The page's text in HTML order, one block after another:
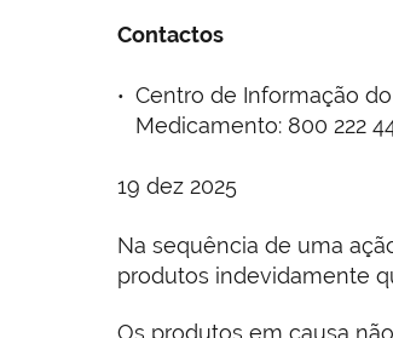
Contactos
Centro de Informação
Medicamento: 800 222
19 dez 2025
Na sequência de uma
produtos indevidamente
Os produtos em causa